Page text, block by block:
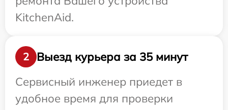
KitchenAid.
2
Выезд курьера за 35 минут
Сервисный инженер приедет в
удобное время для проверки